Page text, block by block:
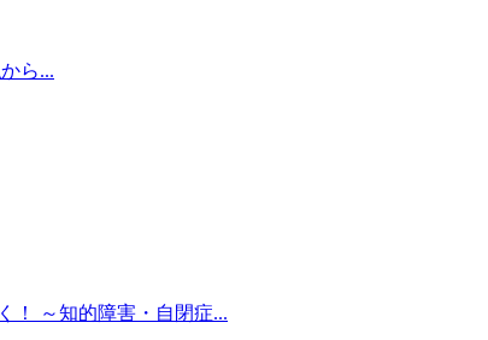
ら...
！ ～知的障害・自閉症...